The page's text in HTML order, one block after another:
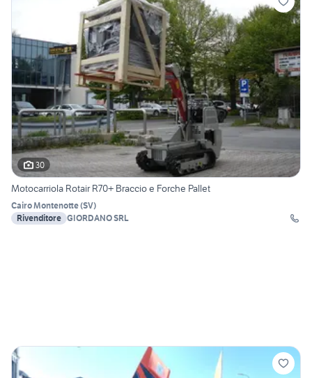
30
Motocarriola Rotair R70+ Braccio e Forche Pallet
Cairo Montenotte(SV)
Rivenditore GIORDANO SRL